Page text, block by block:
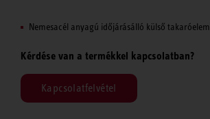
Nemesacél anyagú időjárásálló külső takaróelem
Kérdése van a termékkel kapcsolatban?
Kapcsolatfelvétel